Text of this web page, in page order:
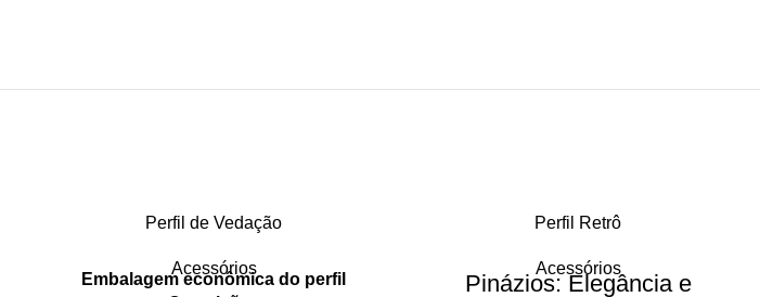
Perfil de Vedação
Acessórios
Embalagem econômica do perfil
Perfil Retrô
Acessórios
Pinázios: Elegância e